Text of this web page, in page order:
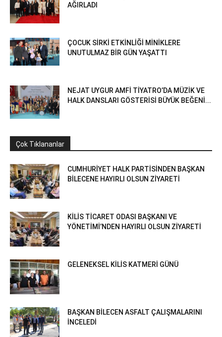
AĞIRLADI
ÇOCUK SİRKİ ETKİNLİĞİ MİNİKLERE
UNUTULMAZ BİR GÜN YAŞATTI
NEJAT UYGUR AMFİ TİYATRO’DA MÜZİK VE
HALK DANSLARI GÖSTERİSİ BÜYÜK BEĞENİ...
Çok Tıklananlar
CUMHURİYET HALK PARTİSİNDEN BAŞKAN
BİLECENE HAYIRLI OLSUN ZİYARETİ
KİLİS TİCARET ODASI BAŞKANI VE
YÖNETİMİ’NDEN HAYIRLI OLSUN ZİYARETİ
GELENEKSEL KİLİS KATMERİ GÜNÜ
BAŞKAN BİLECEN ASFALT ÇALIŞMALARINI
İNCELEDİ